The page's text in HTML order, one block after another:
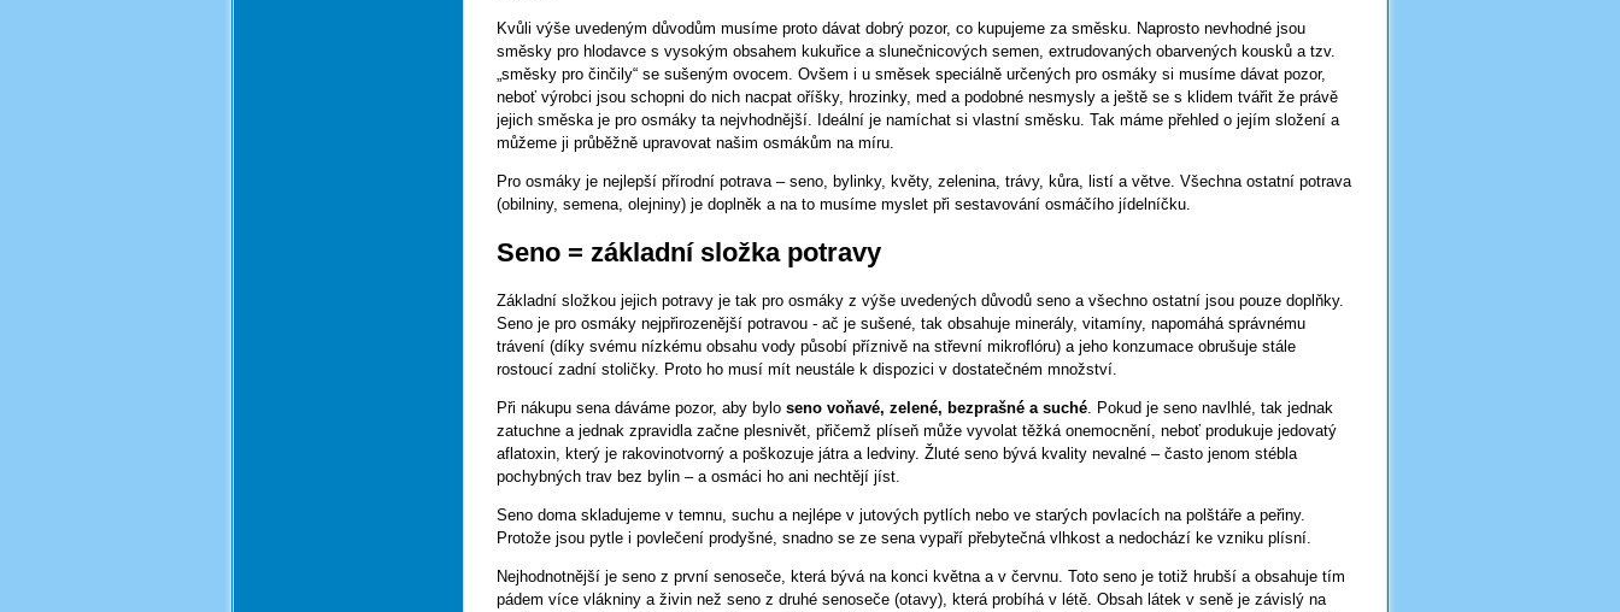
Kvůli výše uvedeným důvodům musíme proto dávat dobrý pozor, co kupujeme za směsku. Naprosto nevhodné jsou
směsky pro hlodavce s vysokým obsahem kukuřice a slunečnicových semen, extrudovaných obarvených kousků a tzv.
„směsky pro činčily“ se sušeným ovocem. Ovšem i u směsek speciálně určených pro osmáky si musíme dávat pozor,
neboť výrobci jsou schopni do nich nacpat oříšky, hrozinky, med a podobné nesmysly a ještě se s klidem tvářit že právě
jejich směska je pro osmáky ta nejvhodnější. Ideální je namíchat si vlastní směsku. Tak máme přehled o jejím složení a
můžeme ji průběžně upravovat našim osmákům na míru.
Pro osmáky je nejlepší přírodní potrava – seno, bylinky, květy, zelenina, trávy, kůra, listí a větve. Všechna ostatní potrava
(obilniny, semena, olejniny) je doplněk a na to musíme myslet při sestavování osmáčího jídelníčku.
Seno = základní složka potravy
Základní složkou jejich potravy je tak pro osmáky z výše uvedených důvodů seno a všechno ostatní jsou pouze doplňky.
Seno je pro osmáky nejpřirozenější potravou - ač je sušené, tak obsahuje minerály, vitamíny, napomáhá správnému
trávení (díky svému nízkému obsahu vody působí příznivě na střevní mikroflóru) a jeho konzumace obrušuje stále
rostoucí zadní stoličky. Proto ho musí mít neustále k dispozici v dostatečném množství.
Při nákupu sena dáváme pozor, aby bylo seno voňavé, zelené, bezprašné a suché. Pokud je seno navlhlé, tak jednak
zatuchne a jednak zpravidla začne plesnivět, přičemž plíseň může vyvolat těžká onemocnění, neboť produkuje jedovatý
aflatoxin, který je rakovinotvorný a poškozuje játra a ledviny. Žluté seno bývá kvality nevalné – často jenom stébla
pochybných trav bez bylin – a osmáci ho ani nechtějí jíst.
Seno doma skladujeme v temnu, suchu a nejlépe v jutových pytlích nebo ve starých povlacích na polštáře a peřiny.
Protože jsou pytle i povlečení prodyšné, snadno se ze sena vypaří přebytečná vlhkost a nedochází ke vzniku plísní.
Nejhodnotnější je seno z první senoseče, která bývá na konci května a v červnu. Toto seno je totiž hrubší a obsahuje tím
pádem více vlákniny a živin než seno z druhé senoseče (otavy), která probíhá v létě. Obsah látek v seně je závislý na